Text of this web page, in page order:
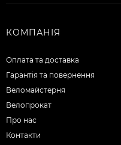
КОМПАНІЯ
Оплата та доставка
Гарантія та повернення
Веломайстерня
Велопрокат
Про нас
Контакти